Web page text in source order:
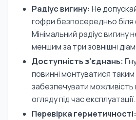
Радіус вигину: Не
гофри безпосередньо біля
Мінімальний радіус вигину
меншим за три зовнішні
Доступність з'єднань:
повинні монтуватися
забезпечувати можливість
огляду під час експлуатації.
Перевірка герметичності: